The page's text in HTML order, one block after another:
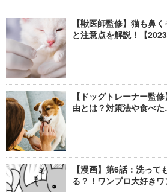
【獣医師監修】猫も鼻
と注意点を解説！【
【ドッグトレーナー監
由とは？対策法や食べ
【漫画】第6話：洗っ
る？！ワンプロ大好き